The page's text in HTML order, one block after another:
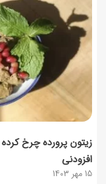
15 مهر 1403
زیتون پرورده چرخ
افزودنی